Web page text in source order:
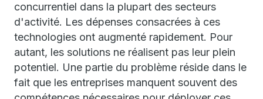
concurrentiel dans la plupart des secteurs
d'activité. Les dépenses consacrées à ces
technologies ont augmenté rapidement. Pour
autant, les solutions ne réalisent pas leur plein
potentiel. Une partie du problème réside dans le
fait que les entreprises manquent souvent des